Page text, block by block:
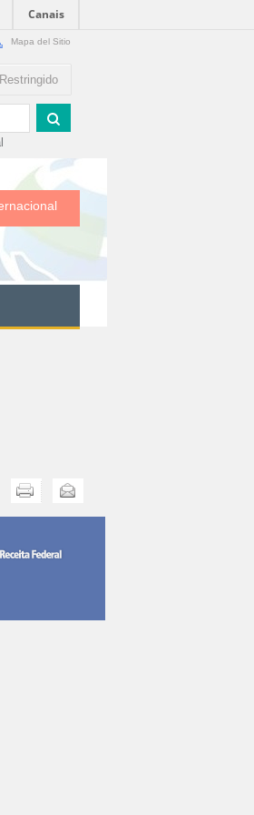
Canais
Mapa del Sitio
esta